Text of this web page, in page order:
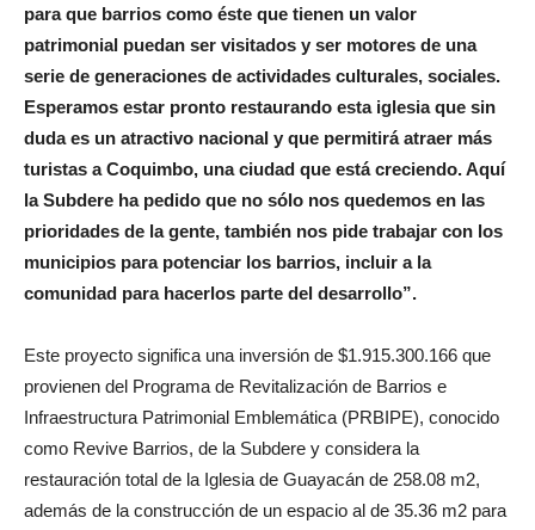
para que barrios como éste que tienen un valor
patrimonial puedan ser visitados y ser motores de una
serie de generaciones de actividades culturales, sociales.
Esperamos estar pronto restaurando esta iglesia que sin
duda es un atractivo nacional y que permitirá atraer más
turistas a Coquimbo, una ciudad que está creciendo. Aquí
la Subdere ha pedido que no sólo nos quedemos en las
prioridades de la gente, también nos pide trabajar con los
municipios para potenciar los barrios, incluir a la
comunidad para hacerlos parte del desarrollo”.
Este proyecto significa una inversión de $1.915.300.166 que
provienen del Programa de Revitalización de Barrios e
Infraestructura Patrimonial Emblemática (PRBIPE), conocido
como Revive Barrios, de la Subdere y considera la
restauración total de la Iglesia de Guayacán de 258.08 m2,
además de la construcción de un espacio al de 35.36 m2 para